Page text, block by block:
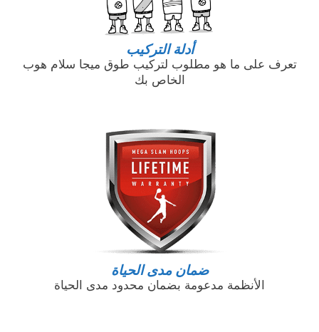
أدلة التركيب
تعرف على ما هو مطلوب لتركيب طوق ميجا سلام هوب
الخاص بك
ضمان مدى الحياة
الأنظمة مدعومة بضمان محدود مدى الحياة